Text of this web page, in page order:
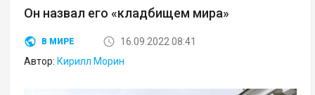
Он назвал его «кладбищем мира»
В МИРЕ
16.09.2022 08:41
Автор: Кирилл Морин